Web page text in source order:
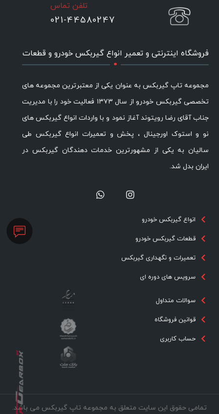
تلفن تماس
021-44580247
فروشگاه اینترنتی و تعمیر انواع گیربکس خودرو و قطعات
.
مجموعه تاپ گیربکس به عنوان یکی از معتبرترین مجموعه های
تخصصی گیربکس خودرو از سال ۱۳۷۳ فعالیت خود را با مدیریت
جناب آقای رضا رویتوند آغاز نمود و با واردات انواع گیربکس های
نو و استوک اورجینال ، پخش و تعمیرات انواع گیربکس طی
سالیان به یکی از مشهورترین خدمات دهندگان گیربکس در
ایران بدل شد.
انواع گیربکس خودرو
قطعات گیربکس خودرو
تعمیرات و نگهداری گیربکس
سرویس های دوره ای
سوالات متداول
قوانین فروشگاه
حساب کاربری
تمامی حقوق این سایت متعلق به مجموعه تاپ گیربکس می باشد.